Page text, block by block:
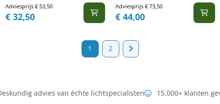
Adviesprijs €53,50
€32,50
Adviesprijs €73,50
€44,00
1 2
advies van échte lichtspecialisten 15.000+ klanten